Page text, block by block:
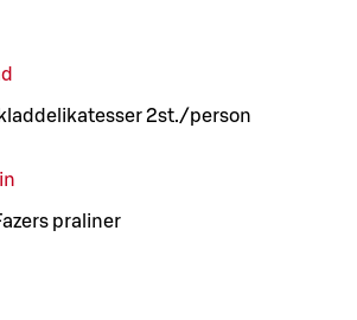
2st./person
praliner